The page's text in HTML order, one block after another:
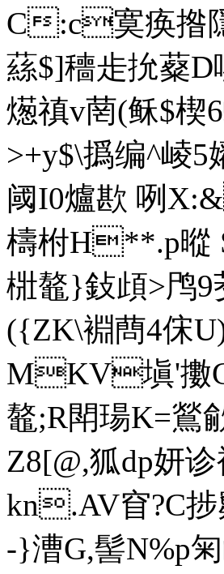
C:c寞痪揝
蕬$]穯歨抁
燪禛v菵(稣$
>+y$\撝编^
阈I0爐歁 咧
檮柎H**.p暰
梉鼇 }鈙頉>
({ZK\裫蔄4俕
MKV塡'擻
鼇;R閗瑒K=鶑歈
Z8[@,狐dp妍
kn.AV窅?C
-}漕G,髻N%p